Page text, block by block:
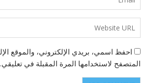
احفظ اسمي، بريدي الإلكتروني، والموقع
المتصفح لاستخدامها المرة المقبلة في تعليقي.